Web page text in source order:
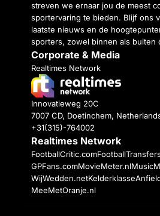
streven we ernaar jou de meest
sportervaring te bieden. Blijf ons
laatste nieuws en de
sporters, zowel binnen als buiten
Corporate & Media
Realtimes Network
Innovatieweg 20C
7007 CD, Doetinchem,
+31(315)-764002
Realtimes Network
FootballCritic.com
GPFans.comMovieMeter.nl
WijWedden.netKelderklasse
MeeMetOranje.nl